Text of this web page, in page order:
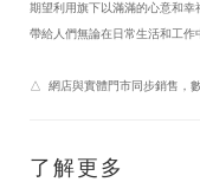
期望利用旗下以滿滿的心意和幸
帶給人們無論在日常生活和工作
△  網店與實體門市同步銷售，
了解更多